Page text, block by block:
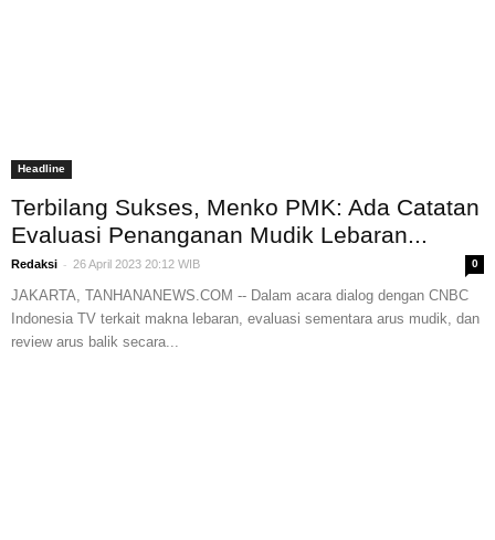
Headline
Terbilang Sukses, Menko PMK: Ada Catatan
Evaluasi Penanganan Mudik Lebaran...
Redaksi - 26 April 2023 20:12 WIB 0
JAKARTA, TANHANANEWS.COM -- Dalam acara dialog dengan CNBC
Indonesia TV terkait makna lebaran, evaluasi sementara arus mudik, dan
review arus balik secara...